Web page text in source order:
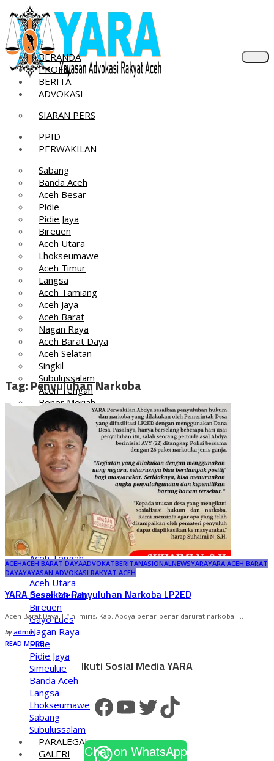
Skip
to
content
BERANDA
PROFIL
BERITA
ADVOKASI
SIARAN PERS
PPID
PERWAKILAN
Sabang
Banda Aceh
Aceh Besar
Pidie
Pidie Jaya
Bireuen
Aceh Utara
Lhokseumawe
Aceh Timur
Langsa
Aceh Tamiang
Aceh Jaya
Aceh Barat
Nagan Raya
Aceh Barat Daya
Aceh Selatan
Singkil
Subulussalam
Aceh Tengah
Bener Meriah
Gayo Lues
Aceh Tenggara
Simeulue
Aceh Barat
Aceh Barat Daya
Aceh Besar
Aceh Jaya
Aceh Selatan
Aceh Singkil
Aceh Tamiang
Aceh Tenggara
Aceh Tengah
Aceh Timur
Aceh Utara
Bener Meriah
Bireuen
Gayo Lues
Nagan Raya
Pidie
Pidie Jaya
Simeulue
Banda Aceh
Langsa
Lhokseumawe
Sabang
Subulussalam
PARALEGAL
GALERI
Tag:Penyuluhan Narkoba
ACEHACEH BARAT DAYAADVOKATBERITANASIONAL NEWSYARAYARA ACEH BARAT
DAYAYAYASAN ADVOKASI RAKYAT ACEH
YARA Sesalkan Penyuluhan Narkoba LP2ED
Aceh Barat Daya | “Ini miris, Kab. Abdya benar-benar darurat narkoba.
Posted
by
byadmin
READ MORE
Ikuti Sosial Media YARA
Facebook
YouTube
Twitter
TikTok
Chat on WhatsApp